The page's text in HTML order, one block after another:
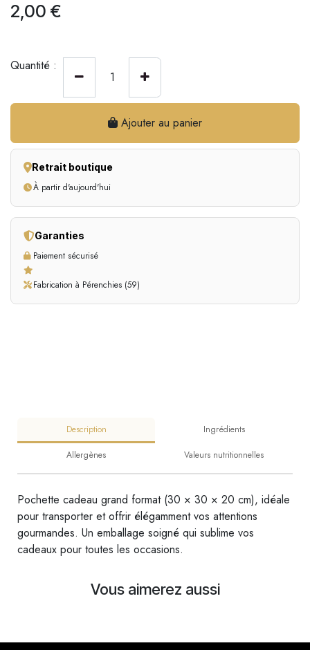
2,00 €
Quantité :
Ajouter au panier
Retrait boutique
À partir d'aujourd'hui
Garanties
Paiement sécurisé
Fabrication à Pérenchies (59)
Description Ingrédients
Allergènes Valeurs nutritionnelles
Pochette cadeau grand format (30 × 30 × 20 cm), idéale
pour transporter et offrir élégamment vos attentions
gourmandes. Un emballage soigné qui sublime vos
cadeaux pour toutes les occasions.
Vous aimerez aussi